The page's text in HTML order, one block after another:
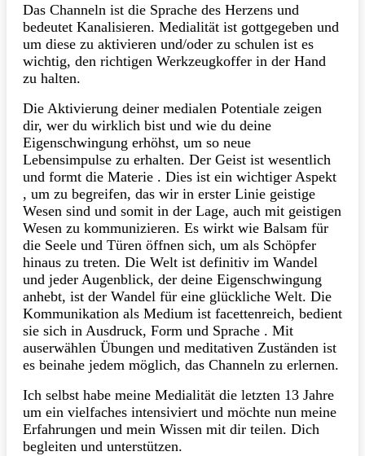
Das Channeln ist die Sprache des Herzens und
bedeutet Kanalisieren. Medialität ist gottgegeben und
um diese zu aktivieren und/oder zu schulen ist es
wichtig, den richtigen Werkzeugkoffer in der Hand
zu halten.
Die Aktivierung deiner medialen Potentiale zeigen
dir, wer du wirklich bist und wie du deine
Eigenschwingung erhöhst, um so neue
Lebensimpulse zu erhalten. Der Geist ist wesentlich
und formt die Materie . Dies ist ein wichtiger Aspekt
, um zu begreifen, das wir in erster Linie geistige
Wesen sind und somit in der Lage, auch mit geistigen
Wesen zu kommunizieren. Es wirkt wie Balsam für
die Seele und Türen öffnen sich, um als Schöpfer
hinaus zu treten. Die Welt ist definitiv im Wandel
und jeder Augenblick, der deine Eigenschwingung
anhebt, ist der Wandel für eine glückliche Welt. Die
Kommunikation als Medium ist facettenreich, bedient
sie sich in Ausdruck, Form und Sprache . Mit
auserwählen Übungen und meditativen Zuständen ist
es beinahe jedem möglich, das Channeln zu erlernen.
Ich selbst habe meine Medialität die letzten 13 Jahre
um ein vielfaches intensiviert und möchte nun meine
Erfahrungen und mein Wissen mit dir teilen. Dich
begleiten und unterstützen.